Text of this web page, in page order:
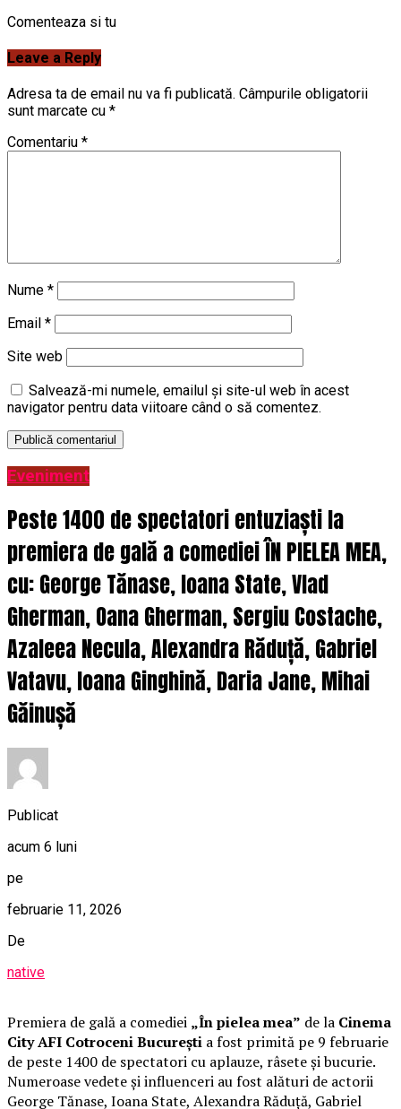
Comenteaza si tu
Leave a Reply
Adresa ta de email nu va fi publicată. Câmpurile obligatorii
sunt marcate cu *
Comentariu *
Nume *
Email *
Site web
Salvează-mi numele, emailul și site-ul web în acest
navigator pentru data viitoare când o să comentez.
Eveniment
Peste 1400 de spectatori entuziaști la
premiera de gală a comediei ÎN PIELEA MEA,
cu: George Tănase, Ioana State, Vlad
Gherman, Oana Gherman, Sergiu Costache,
Azaleea Necula, Alexandra Răduță, Gabriel
Vatavu, Ioana Ginghină, Daria Jane, Mihai
Găinușă
Publicat
acum 6 luni
pe
februarie 11, 2026
De
native
Premiera de gală a comediei „În pielea mea” de la Cinema
City AFI Cotroceni București a fost primită pe 9 februarie
de peste 1400 de spectatori cu aplauze, râsete și bucurie.
Numeroase vedete și influenceri au fost alături de actorii
George Tănase, Ioana State, Alexandra Răduță, Gabriel